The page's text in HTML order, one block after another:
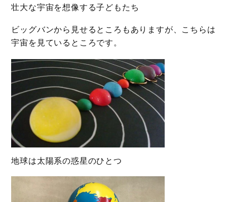
壮大な宇宙を想像する子どもたち
ビッグバンから見せるところもありますが、こちらは
宇宙を見ているところです。
地球は太陽系の惑星のひとつ